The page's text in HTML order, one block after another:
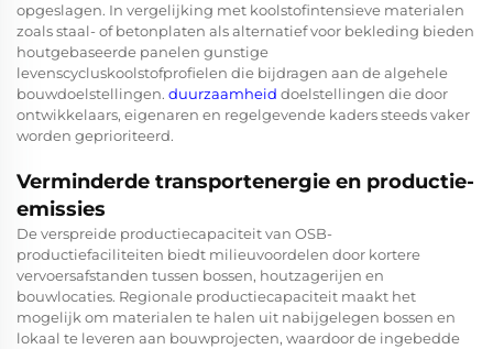
opgeslagen. In vergelijking met koolstofintensieve materialen
zoals staal- of betonplaten als alternatief voor bekleding bieden
houtgebaseerde panelen gunstige
levenscycluskoolstofprofielen die bijdragen aan de algehele
bouwdoelstellingen. duurzaamheid doelstellingen die door
ontwikkelaars, eigenaren en regelgevende kaders steeds vaker
worden geprioriteerd.
Verminderde transportenergie en productie-
emissies
De verspreide productiecapaciteit van OSB-
productiefaciliteiten biedt milieuvoordelen door kortere
vervoersafstanden tussen bossen, houtzagerijen en
bouwlocaties. Regionale productiecapaciteit maakt het
mogelijk om materialen te halen uit nabijgelegen bossen en
lokaal te leveren aan bouwprojecten, waardoor de ingebedde